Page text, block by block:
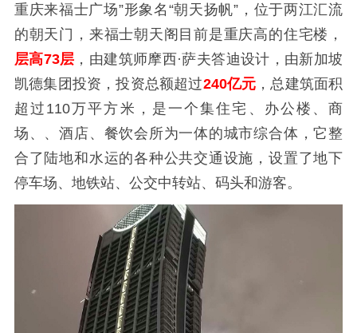
重庆来福士广场”形象名“朝天扬帆”，位于两江汇流
的朝天门，来福士朝天阁目前是重庆高的住宅楼，
层高73层 ，由建筑师摩西·萨夫答迪设计，由新加坡
凯德集团投资，投资总额超过240亿元 ，总建筑面积
超过110万平方米，是一个集住宅、办公楼、商
场、、酒店、餐饮会所为一体的城市综合体，它整
合了陆地和水运的各种公共交通设施，设置了地下
停车场、地铁站、公交中转站、码头和游客。